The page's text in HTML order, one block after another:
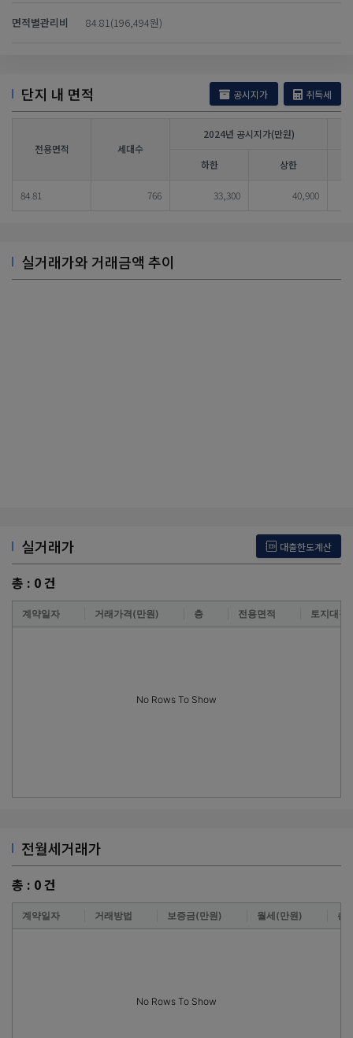
면적별관리비 84.81(196,494원)
단지 내 면적 공시지가 취득세
전용면적 세대수
2024년 공시지가(만원)
하한 상한
84.81 766 33,300 40,900
실거래가와 거래금액 추이
실거래가 대출한도계산
총 : 0건
계약일자 거래가격(만원) 층 전용면적 토지대장
No Rows To Show
전월세거래가
총 : 0건
계약일자 거래방법 보증금(만원) 월세(만원) 층
No Rows To Show